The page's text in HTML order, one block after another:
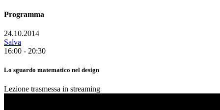
Programma
24.10.2014
Salva
16:00 - 20:30
Lo sguardo matematico nel design
Lezione trasmessa in streaming